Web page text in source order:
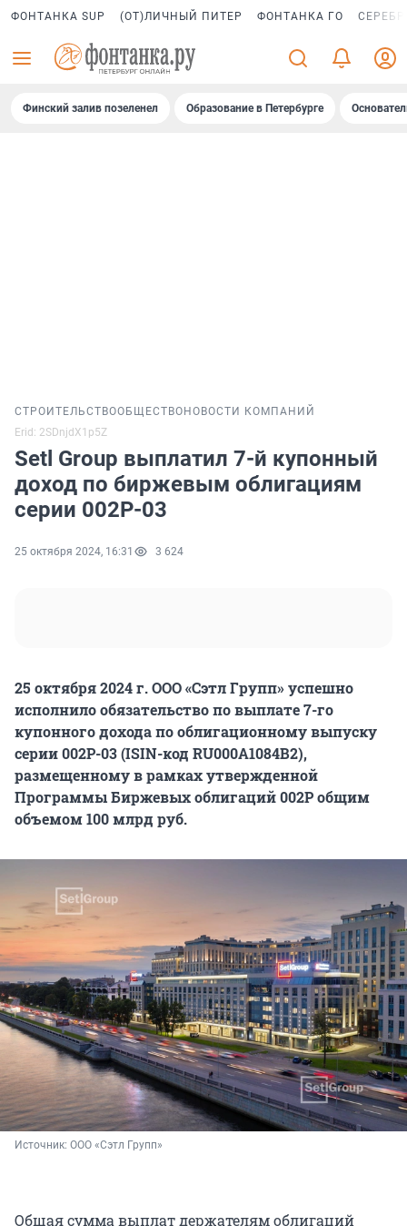
ФОНТАНКА SUP (ОТ)ЛИЧНЫЙ ПИТЕР ФОНТАНКА ГО
Финский залив позеленел Образование в Петербурге
СТРОИТЕЛЬСТВООБЩЕСТВО НОВОСТИ КОМПАНИЙ
Erid: 2SDnjdX1p5Z
Setl Group выплатил 7-й купонный
доход по биржевым облигациям
серии 002Р-03
25 октября 2024, 16:31 3 624
25 октября 2024 г. ООО «Сэтл Групп» успешно
исполнило обязательство по выплате 7-го
купонного дохода по облигационному выпуску
серии 002Р-03 (ISIN-код RU000A1084B2),
размещенному в рамках утвержденной
Программы Биржевых облигаций 002P общим
объемом 100 млрд руб.
Источник: ООО «Сэтл Групп»
Общая сумма выплат держателям облигаций